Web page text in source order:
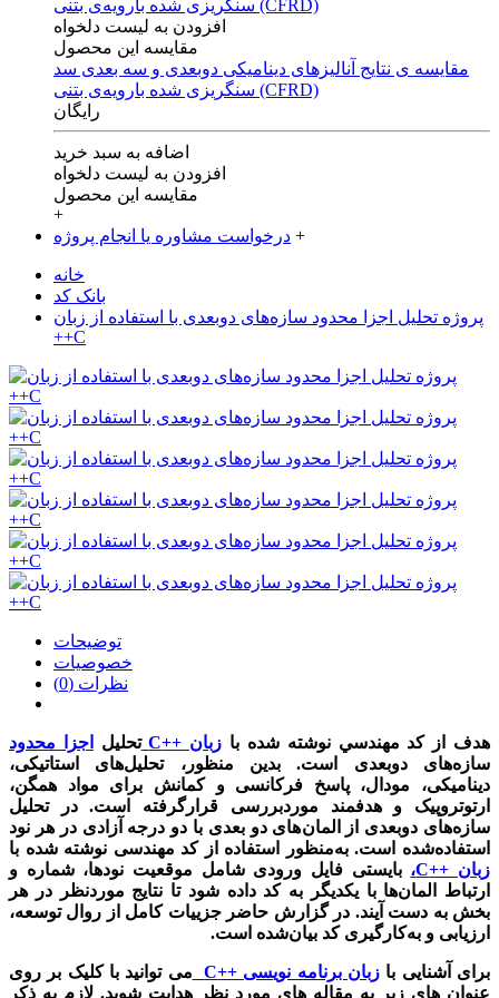
افزودن به لیست دلخواه
مقایسه این محصول
مقایسه ی‌ نتایج آنالیزهای‌ دینامیکی‌ دوبعدی‌ و‌ سه بعدی‌ سد
سنگریزی‌ شده با‌رویه‌ی‌ بتنی‌ (CFRD)
رایگان
اضافه به سبد خرید
افزودن به لیست دلخواه
مقایسه این محصول
+
درخواست مشاوره یا انجام پروژه +
خانه
بانک کد
پروژه تحلیل اجزا محدود سازه‌های دو‌بعدی با استفاده از زبان
++C
توضیحات
خصوصیات
نظرات (0)
هدف از کد مهندسي نوشته شده با زبان ++C تحليل
اجزا محدود
سازه‌های دوبعدی است. بدین منظور، تحلیل‌های استاتیکی،
دینامیکی، مودال، پاسخ فرکانسی و کمانش برای مواد همگن،
ارتوتروپیک و هدفمند موردبررسی قرارگرفته است. در تحلیل
سازه‌های دوبعدی از المان‌های دو بعدی با دو درجه آزادی در هر نود
استفاده‌شده است. به‌منظور استفاده از کد مهندسی نوشته شده با
زبان ++C،
بایستی فایل ورودی شامل موقعیت نودها، شماره و
ارتباط المان‌ها با یکدیگر به کد داده شود تا نتایج موردنظر در هر
بخش به دست آیند. در گزارش حاضر جزییات کامل از روال توسعه،
ارزیابی و به‌کارگیری کد بیان‌شده است.
برای آشنایی با زبان برنامه نویسی ++C
می توانید با کلیک بر روی
عنوان های زیر به مقاله های مورد نظر هدایت شوید. لازم به ذکر